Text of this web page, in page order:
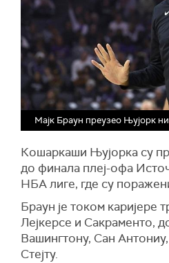
Мајк Браун преузео Њујорк
Кошаркаши Њујорка су
до финала плеј-офа
НБА лиге, где су
Браун је током каријере
Лејкерсе и Сакраменто,
Вашингтону, Сан
Стејту.